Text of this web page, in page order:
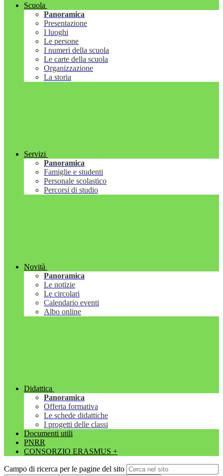
Scuola
Panoramica
Presentazione
I luoghi
Le persone
I numeri della scuola
Le carte della scuola
Organizzazione
La storia
Servizi
Panoramica
Famiglie e studenti
Personale scolastico
Percorsi di studio
Novità
Panoramica
Le notizie
Le circolari
Calendario eventi
Albo online
Didattica
Panoramica
Offerta formativa
Le schede didattiche
I progetti delle classi
Documenti utili
PNRR
CONSORZIO ERASMUS +
Campo di ricerca per le pagine del sito